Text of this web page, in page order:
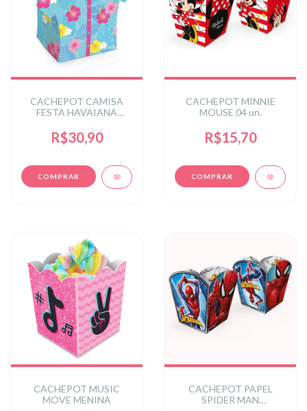
CACHEPOT CAMISA
FESTA HAVAIANA
R$30,90
CACHEPOT MINNIE
MOUSE 04 un.
R$15,70
CACHEPOT MUSIC
MOVE MENINA
CACHEPOT PAPEL
SPIDER MAN